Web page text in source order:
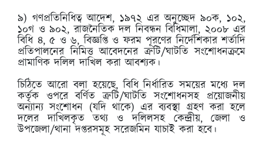
৯) গণপ্রতিনিধিত্ব আদেশ, ১৯৭২ এর অনুচ্ছেদ ৯০ক, ১০২,
১০গ ও ৯০২, রাজনৈতিক দল নিবন্ধন বিধিমালা, ২০০৮ এর
বিধি ৪, ৫ ও ৬, বিজ্ঞপ্তি ও ফরম পূরণের নির্দেশিকার শর্তাদি
প্রতিপালনের নিমিত্ত আবেদনের ত্রুটি/ঘাটতি সংশোধনক্রমে
প্রামাণিক দলিল দাখিল করা আবশ্যক।
চিঠিতে আরো বলা হয়েছে, বিধি নির্ধারিত সময়ের মধ্যে দল
কর্তৃক ওপরে বর্ণিত ত্রুটি/ঘাটতি সংশোধনসহ প্রয়োজনীয়
অন্যান্য সংশোধন (যদি থাকে) এর ব্যবস্থা গ্রহণ করা হলে
দলের দাখিলকৃত তথ্য ও দলিলসহ কেন্দ্রীয়, জেলা ও
উপজেলা/থানা দপ্তরসমূহ সরেজমিন যাচাই করা হবে।